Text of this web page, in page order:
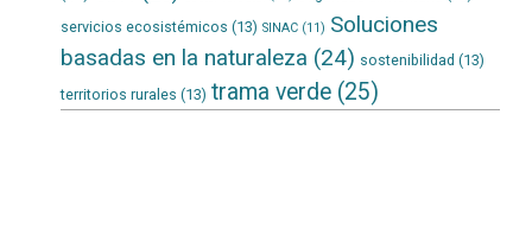
servicios ecosistémicos (13) SINAC(11) Soluciones
basadas en la naturaleza (24) sostenibilidad (13)
territorios rurales (13) trama verde(25)